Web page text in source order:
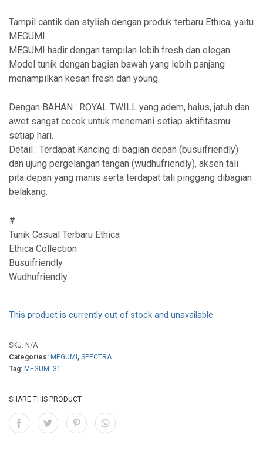
Tampil cantik dan stylish dengan produk terbaru Ethica, yaitu
MEGUMI
MEGUMI hadir dengan tampilan lebih fresh dan elegan.
Model tunik dengan bagian bawah yang lebih panjang
menampilkan kesan fresh dan young.
Dengan BAHAN : ROYAL TWILL yang adem, halus, jatuh dan
awet sangat cocok untuk menemani setiap aktifitasmu
setiap hari.
Detail : Terdapat Kancing di bagian depan (busuifriendly)
dan ujung pergelangan tangan (wudhufriendly), aksen tali
pita depan yang manis serta terdapat tali pinggang dibagian
belakang.
#
Tunik Casual Terbaru Ethica
Ethica Collection
Busuifriendly
Wudhufriendly
This product is currently out of stock and unavailable.
SKU: N/A
Categories: MEGUMI , SPECTRA
Tag: MEGUMI 31
SHARE THIS PRODUCT